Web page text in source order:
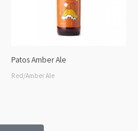
Patos Amber Ale
Red/Amber Ale